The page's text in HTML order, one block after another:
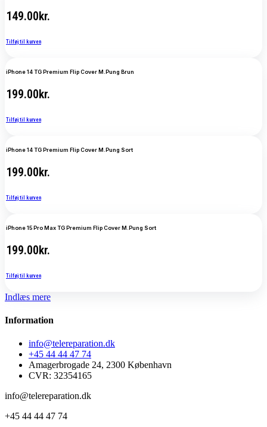
149.00kr.
Tilføj til kurven
iPhone 14 TG Premium Flip Cover M.Pung Brun
199.00kr.
Tilføj til kurven
iPhone 14 TG Premium Flip Cover M.Pung Sort
199.00kr.
Tilføj til kurven
iPhone 15 Pro Max TG Premium Flip Cover M.Pung Sort
199.00kr.
Tilføj til kurven
Indlæs mere
Information
info@telereparation.dk
+45 44 44 47 74
Amagerbrogade 24, 2300 København
CVR: 32354165
info@telereparation.dk
+45 44 44 47 74